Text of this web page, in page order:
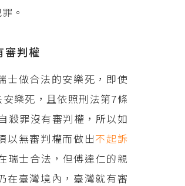
。
審判權
士做合法的安樂死，即使
樂死，且依照刑法第7條
殺罪沒有審判權，所以如
以無審判權而做出不起訴
瑞士合法，但傅達仁的親
在臺灣境內，臺灣就有審